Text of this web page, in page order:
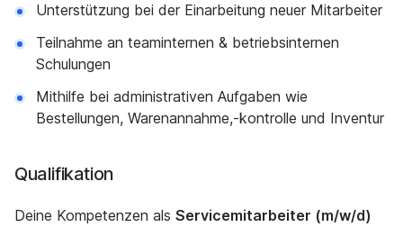
Unterstützung bei der Einarbeitung neuer Mitarbeiter
Teilnahme an teaminternen & betriebsinternen
Schulungen
Mithilfe bei administrativen Aufgaben wie
Bestellungen, Warenannahme,-kontrolle und Inventur
Qualifikation
Deine Kompetenzen als Servicemitarbeiter (m/w/d)